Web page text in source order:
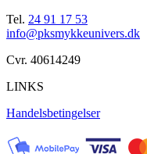
Tel. 24 91 17 53
info@pksmykkeunivers.dk
Cvr. 40614249
LINKS
Handelsbetingelser